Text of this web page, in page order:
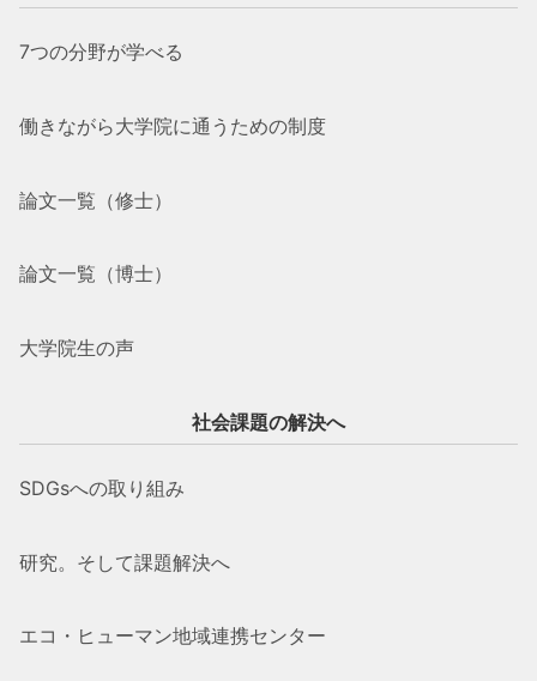
7つの分野が学べる
働きながら大学院に通うための制度
論文一覧（修士）
論文一覧（博士）
大学院生の声
社会課題の解決へ
SDGsへの取り組み
研究。そして課題解決へ
エコ・ヒューマン地域連携センター